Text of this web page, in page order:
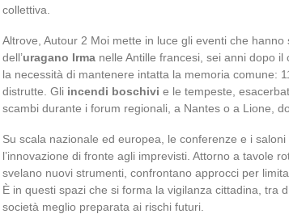
collettiva.
Altrove, Autour 2 Moi mette in luce gli eventi che
dell’uragano Irma nelle Antille francesi, sei anni dopo
la necessità di mantenere intatta la memoria comune:
distrutte. Gli incendi boschivi e le tempeste,
scambi durante i forum regionali, a Nantes o a Lione,
Su scala nazionale ed europea, le conferenze e i
l’innovazione di fronte agli imprevisti. Attorno a tavole
svelano nuovi strumenti, confrontano approcci per
È in questi spazi che si forma la vigilanza cittadina, tra
società meglio preparata ai rischi futuri.